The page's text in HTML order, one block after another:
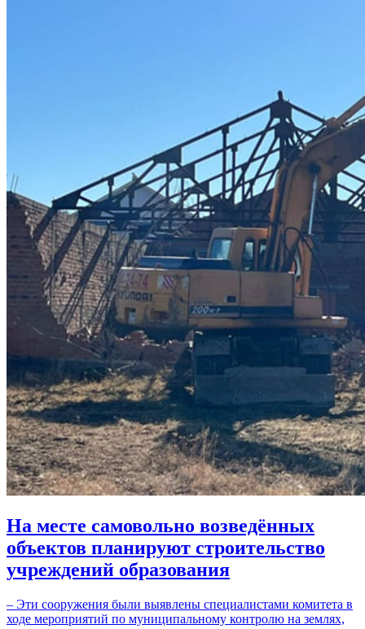
На месте самовольно возведённых
объектов планируют строительство
учреждений образования
– Эти сооружения были выявлены специалистами комитета в
ходе мероприятий по муниципальному контролю на землях,